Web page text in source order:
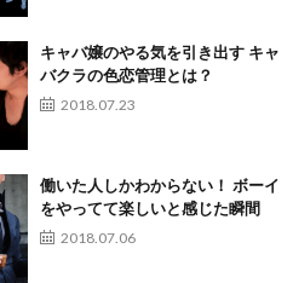
キャバ嬢のやる気を引き出す キャ
バクラの色恋管理とは？
2018.07.23
働いた人しかわからない！ ボーイ
をやってて楽しいと感じた瞬間
2018.07.06